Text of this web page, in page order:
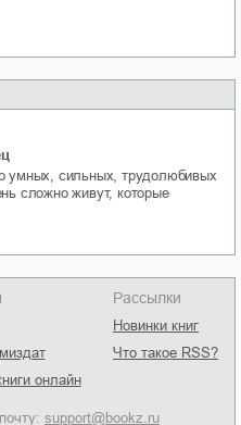
умных, сильных, трудолюбивых
сложно живут, которые
онлайн
Рассылки
Новинки книг
Что такое RSS?
support@bookz.ru